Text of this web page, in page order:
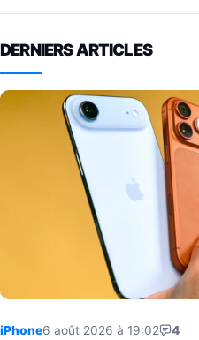
DERNIERS ARTICLES
iPhone6 août 2026 à 19:02 4